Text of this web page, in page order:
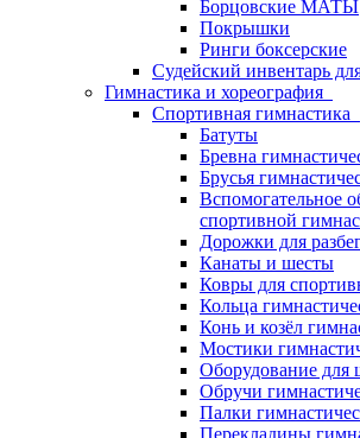
Борцовские МАТЫ
Покрышки
Ринги боксерские
Судейский инвентарь
Гимнастика и хореография
Спортивная гимнастика
Батуты
Бревна
Брусья
Вспомогательное
спортивной
Дорожки для
Канаты и шесты
Ковры для
Кольца
Конь и козёл
Мостики
Оборудование для
Обручи
Палки
Перекладины